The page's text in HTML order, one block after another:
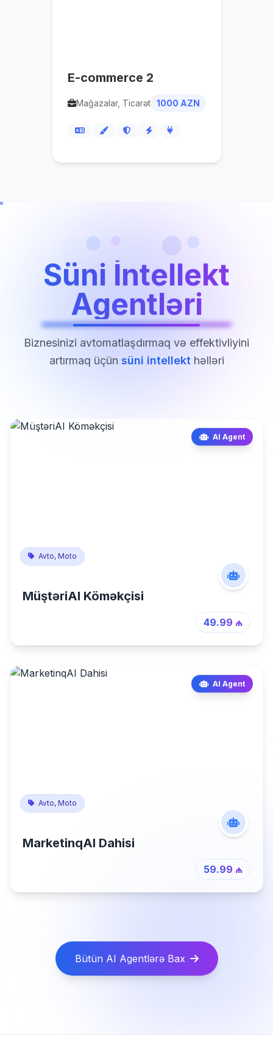
E-commerce 2
Mağazalar, Ticarət 1000 AZN
Süni İntellekt
Agentləri
Biznesinizi avtomatlaşdırmaq və effektivliyini
artırmaq üçün süni intellekt həlləri
AI Agent
Avto, Moto
MüştəriAI Köməkçisi
49.99 ₼
AI Agent
Avto, Moto
MarketinqAI Dahisi
59.99 ₼
Bütün AI Agentlərə Bax